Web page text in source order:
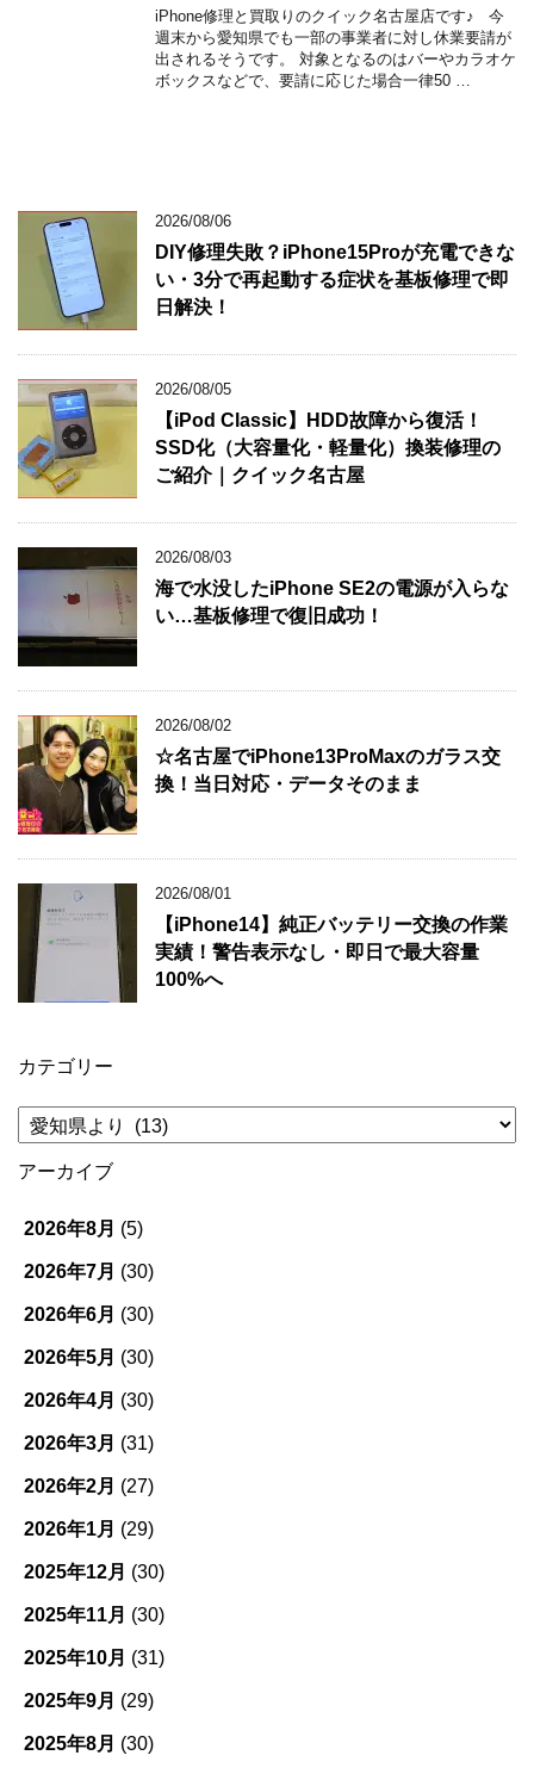
iPhone修理と買取りのクイック名古屋店です♪ 今
週末から愛知県でも一部の事業者に対し休業要請が
出されるそうです。 対象となるのはバーやカラオケ
ボックスなどで、要請に応じた場合一律50 …
2026/08/06
DIY修理失敗？iPhone15Proが充電できな
い・3分で再起動する症状を基板修理で即
日解決！
2026/08/05
【iPod Classic】HDD故障から復活！
SSD化（大容量化・軽量化）換装修理の
ご紹介｜クイック名古屋
2026/08/03
海で水没したiPhone SE2の電源が入らな
い…基板修理で復旧成功！
2026/08/02
☆名古屋でiPhone13ProMaxのガラス交
換！当日対応・データそのまま
2026/08/01
【iPhone14】純正バッテリー交換の作業
実績！警告表示なし・即日で最大容量
100%へ
カテゴリー
カ
テ
ゴ
ー
アーカイブ
2026年8月 (5)
2026年7月 (30)
2026年6月 (30)
2026年5月 (30)
2026年4月 (30)
2026年3月 (31)
2026年2月 (27)
2026年1月 (29)
2025年12月 (30)
2025年11月 (30)
2025年10月 (31)
2025年9月 (29)
2025年8月 (30)